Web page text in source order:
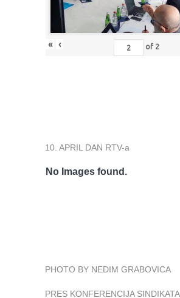
« ‹ of 2
10. APRIL DAN RTV-a
No Images found.
PHOTO BY NEDIM GRABOVICA
PRES KONFERENCIJA SINDIKATA